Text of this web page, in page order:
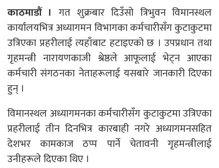
काठमाडौं । गत शुक्रबार दिउँसो त्रिभुवन विमानस्थल
कार्यालयभित्र अध्यागमन विभागका कर्मचारीसँग कुटाकुटमा
उत्रिएका प्रहरीलाई त्यहाँबाट हटाइएको छ । उपप्रधान तथा
गृहमन्त्री नारायणकाजी श्रेष्ठले आफूलाई भेट्न आएका
कर्मचारी संगठनका नेताहरूलाई यसबारे जानकारी दिएका
हुन् ।
विमानस्थल अध्यागमनका कर्मचारीसँग कुटाकुटमा उत्रिएका
प्रहरीलाई तीन दिनभित्र कारबाही नगरे अध्यागमनसहित
देशभर कामकाज ठप्प पार्ने चेतावनी गृहमन्त्रीलाई
उनीहरूले दिएका थिए ।